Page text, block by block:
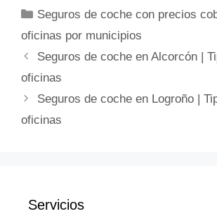
Categorías
Seguros de coche con precios
oficinas por municipios
Seguros de coche en Alcorcón |
oficinas
Seguros de coche en Logroño |
oficinas
Servicios